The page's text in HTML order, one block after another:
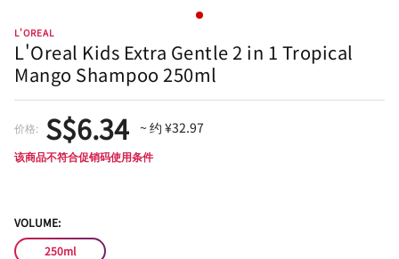
L'OREAL
L'Oreal Kids Extra Gentle 2 in 1 Tropical
Mango Shampoo 250ml
价格: S$6.34 ~ 约 ¥32.97
该商品不符合促销码使用条件
VOLUME:
250ml